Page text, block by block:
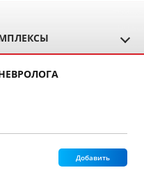
Добавить